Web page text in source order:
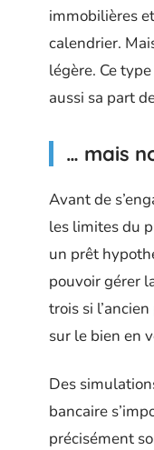
immobilières
calendrier.
légère. Ce
aussi sa part
… mais
Avant de
les limites du
un prêt
pouvoir gérer
trois si
sur le bien en
Des
bancaire
précisément